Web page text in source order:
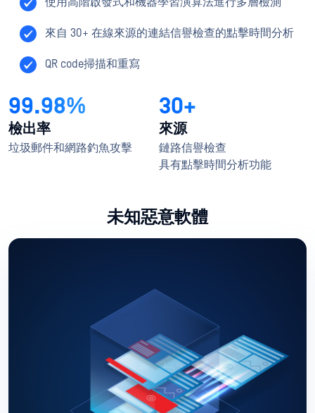
來自 30+ 在線來源的連結信譽檢查的點擊時間分析
QR code掃描和重寫
99.98%
檢出率
垃圾郵件和網路釣魚攻擊
30+
來源
鏈路信譽檢查
具有點擊時間分析功能
未知惡意軟體